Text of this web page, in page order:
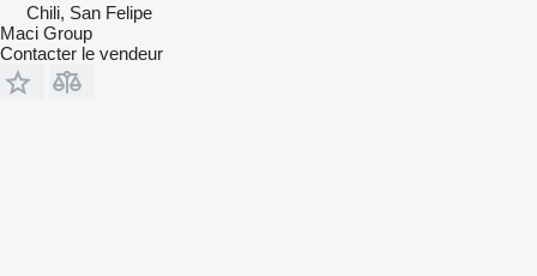
Chili, San Felipe
Maci Group
Contacter le vendeur